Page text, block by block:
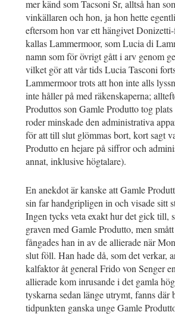
mer känd som Tacsoni Sr, alltså han
vinkällaren och hon, ja hon hette
eftersom hon var ett hängivet
kallas Lammermoor, som Lucia di
namn som för övrigt gått i arv genom
vilket gör att vår tids Lucia Tasconi
Lammermoor trots att hon inte alls
inte håller på med räkenskaperna;
Produttos son Gamle Produtto tog
roder minskade den administrativa
för att till slut glömmas bort, kort sagt
Produtto en hejare på siffror och
annat, inklusive högtalare).
En anekdot är kanske att Gamle
sin far handgripligen in och visade sitt
Ingen tycks veta exakt hur det gick till,
graven med Gamle Produtto, men
fångades han in av de allierade när
slut föll. Han hade då, som det verkar,
kalfaktor åt general Frido von Senger
allierade kom inrusande i det gamla
tyskarna sedan länge utrymt, fanns där
tidpunkten ganska unge Gamle